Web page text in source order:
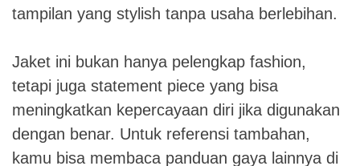
tampilan yang stylish tanpa usaha berlebihan.
Jaket ini bukan hanya pelengkap fashion,
tetapi juga statement piece yang bisa
meningkatkan kepercayaan diri jika digunakan
dengan benar. Untuk referensi tambahan,
kamu bisa membaca panduan gaya lainnya di